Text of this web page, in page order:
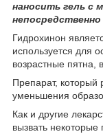
наносить гель с
Гидрохинон
используется для
возрастные пятна,
Препарат, который
уменьшения
Как и другие
вызвать